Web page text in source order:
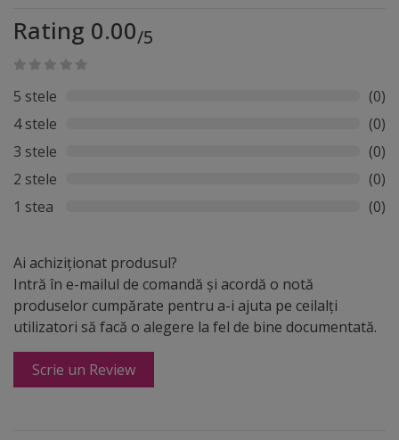
Rating 0.00/5
5 stele
(0)
4 stele
(0)
3 stele
(0)
2 stele
(0)
1 stea
(0)
Ai achiziționat produsul?
Intră în e-mailul de comandă și acordă o notă
produselor cumpărate pentru a-i ajuta pe ceilalți
utilizatori să facă o alegere la fel de bine documentată.
Scrie un Review